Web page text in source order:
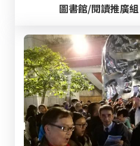
圖書館/閱讀推廣組